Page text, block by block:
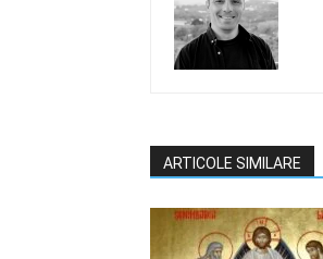
ARTICOLE SIMILARE